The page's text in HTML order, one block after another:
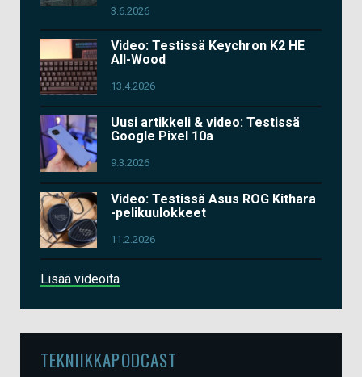
3.6.2026
Video: Testissä Keychron K2 HE
All-Wood
13.4.2026
Uusi artikkeli & video: Testissä
Google Pixel 10a
9.3.2026
Video: Testissä Asus ROG Kithara
-pelikuulokkeet
11.2.2026
Lisää videoita
TEKNIIKKAPODCAST